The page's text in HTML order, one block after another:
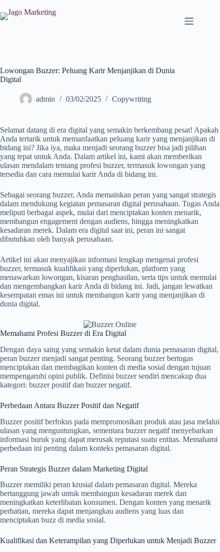
Lowongan Buzzer: Peluang Karir Menjanjikan di Dunia
Digital
admin 03/02/2025 Copywriting
Selamat datang di era digital yang semakin berkembang pesat! Apakah
Anda tertarik untuk memanfaatkan peluang karir yang menjanjikan di
bidang ini? Jika iya, maka menjadi seorang buzzer bisa jadi pilihan
yang tepat untuk Anda. Dalam artikel ini, kami akan memberikan
ulasan mendalam tentang profesi buzzer, termasuk lowongan yang
tersedia dan cara memulai karir Anda di bidang ini.
Sebagai seorang buzzer, Anda memainkan peran yang sangat strategis
dalam mendukung kegiatan pemasaran digital perusahaan. Tugas Anda
meliputi berbagai aspek, mulai dari menciptakan konten menarik,
membangun engagement dengan audiens, hingga meningkatkan
kesadaran merek. Dalam era digital saat ini, peran ini sangat
dibutuhkan oleh banyak perusahaan.
Artikel ini akan menyajikan informasi lengkap mengenai profesi
buzzer, termasuk kualifikasi yang diperlukan, platform yang
menawarkan lowongan, kisaran penghasilan, serta tips untuk memulai
dan mengembangkan karir Anda di bidang ini. Jadi, jangan lewatkan
kesempatan emas ini untuk membangun karir yang menjanjikan di
dunia digital.
Memahami Profesi Buzzer di Era Digital
Dengan daya saing yang semakin ketat dalam dunia pemasaran digital,
peran buzzer menjadi sangat penting. Seorang buzzer bertugas
menciptakan dan membagikan konten di media sosial dengan tujuan
mempengaruhi opini publik. Definisi buzzer sendiri mencakup dua
kategori: buzzer positif dan buzzer negatif.
Perbedaan Antara Buzzer Positif dan Negatif
Buzzer positif berfokus pada mempromosikan produk atau jasa melalui
ulasan yang menguntungkan, sementara buzzer negatif menyebarkan
informasi buruk yang dapat merusak reputasi suatu entitas. Memahami
perbedaan ini penting dalam konteks pemasaran digital.
Peran Strategis Buzzer dalam Marketing Digital
Buzzer memiliki peran krusial dalam pemasaran digital. Mereka
bertanggung jawab untuk membangun kesadaran merek dan
meningkatkan keterlibatan konsumen. Dengan konten yang menarik
perhatian, mereka dapat menjangkau audiens yang luas dan
menciptakan buzz di media sosial.
Kualifikasi dan Keterampilan yang Diperlukan untuk Menjadi Buzzer